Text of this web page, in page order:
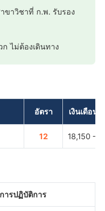
าวิชาที่ ก.พ. รับรอง
ไม่ต้องเดินทาง
อัตรา เงินเดือน
12 18,150 –
ารปฏิบัติการ